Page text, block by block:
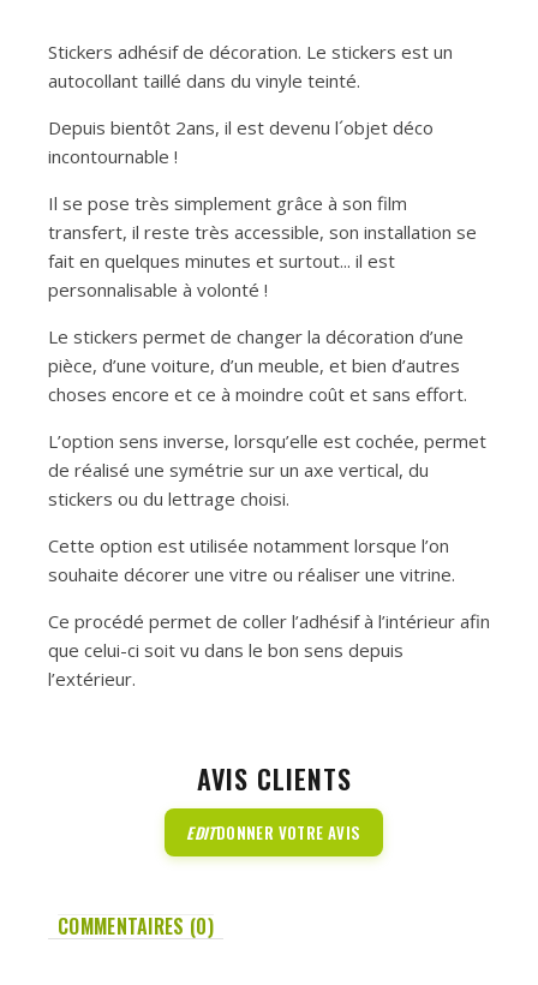
Stickers adhésif de décoration. Le stickers est un
autocollant taillé dans du vinyle teinté.
Depuis bientôt 2ans, il est devenu l´objet déco
incontournable !
Il se pose très simplement grâce à son film
transfert, il reste très accessible, son installation se
fait en quelques minutes et surtout... il est
personnalisable à volonté !
Le stickers permet de changer la décoration d’une
pièce, d’une voiture, d’un meuble, et bien d’autres
choses encore et ce à moindre coût et sans effort.
L’option sens inverse, lorsqu’elle est cochée, permet
de réalisé une symétrie sur un axe vertical, du
stickers ou du lettrage choisi.
Cette option est utilisée notamment lorsque l’on
souhaite décorer une vitre ou réaliser une vitrine.
Ce procédé permet de coller l’adhésif à l’intérieur afin
que celui-ci soit vu dans le bon sens depuis
l’extérieur.
AVIS CLIENTS
EDITDONNER VOTRE AVIS
COMMENTAIRES (0)